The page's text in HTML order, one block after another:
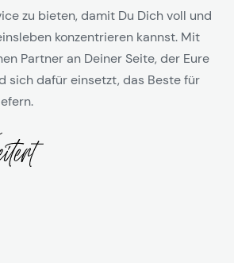
zu bieten, damit Du Dich voll und
konzentrieren kannst. Mit
Partner an Deiner Seite, der Eure
sich dafür einsetzt, das Beste für